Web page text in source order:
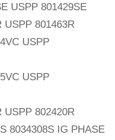
USPP 801429SE
USPP 801463R
USPP
USPP
USPP 802420R
8034308S IG PHASE